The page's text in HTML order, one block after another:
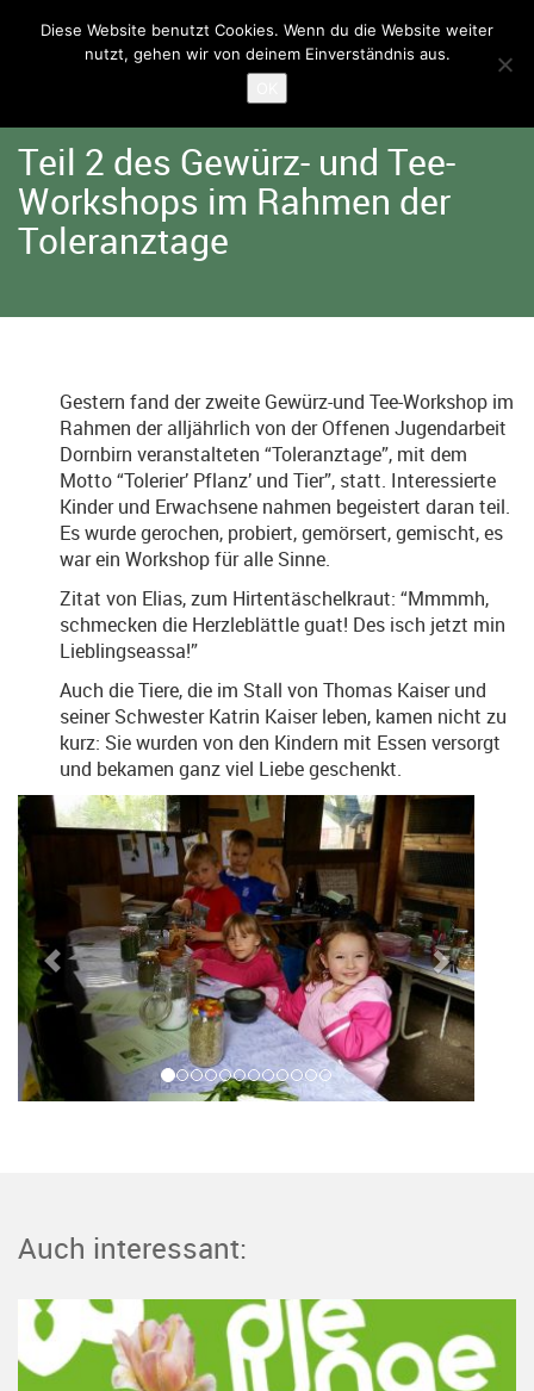
Angebote
Teil 2 des Gewürz- und Tee-
Workshops im Rahmen der
Toleranztage
Gestern fand der zweite Gewürz-und Tee-Workshop im
Rahmen der alljährlich von der Offenen Jugendarbeit
Dornbirn veranstalteten “Toleranztage”, mit dem
Motto “Tolerier’ Pflanz’ und Tier”, statt. Interessierte
Kinder und Erwachsene nahmen begeistert daran teil.
Es wurde gerochen, probiert, gemörsert, gemischt, es
war ein Workshop für alle Sinne.
Zitat von Elias, zum Hirtentäschelkraut: “Mmmmh,
schmecken die Herzleblättle guat! Des isch jetzt min
Lieblingseassa!”
Auch die Tiere, die im Stall von Thomas Kaiser und
seiner Schwester Katrin Kaiser leben, kamen nicht zu
kurz: Sie wurden von den Kindern mit Essen versorgt
und bekamen ganz viel Liebe geschenkt.
Auch interessant:
Diese Website benutzt Cookies. Wenn du die Website weiter
nutzt, gehen wir von deinem Einverständnis aus.